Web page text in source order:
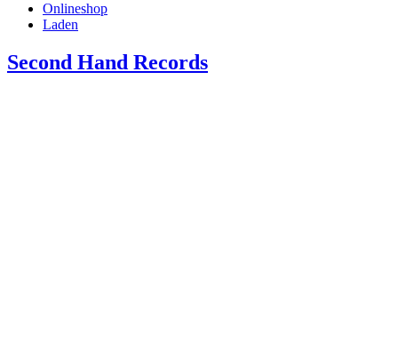
Onlineshop
Laden
Second Hand Records